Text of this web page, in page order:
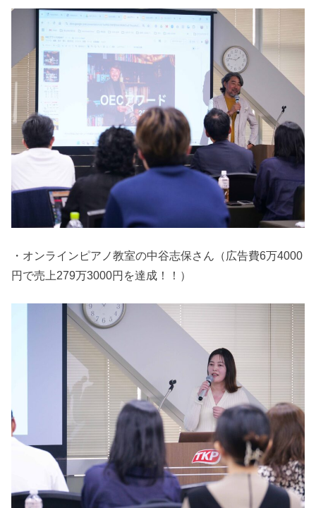
・オンラインピアノ教室の中谷志保さん（広告費6万4000
円で売上279万3000円を達成！！）